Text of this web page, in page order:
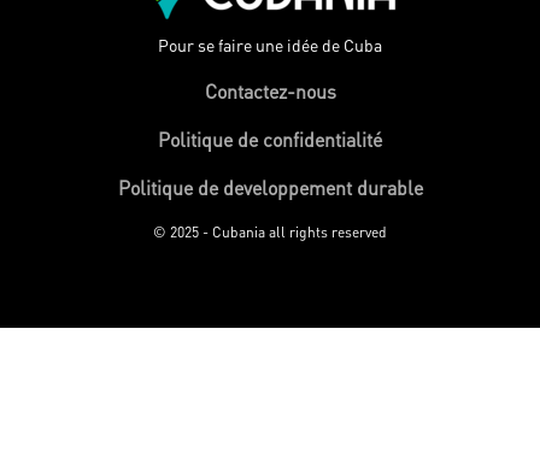
Pour se faire une idée de Cuba
Contactez-nous
Politique de confidentialité
Politique de developpement durable
© 2025 - Cubania all rights reserved